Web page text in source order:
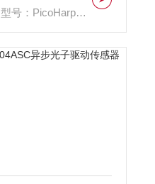
型号：PicoHarp 330